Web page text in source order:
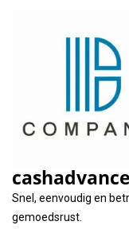
Snel, eenvoudig en
gemoedsrust.